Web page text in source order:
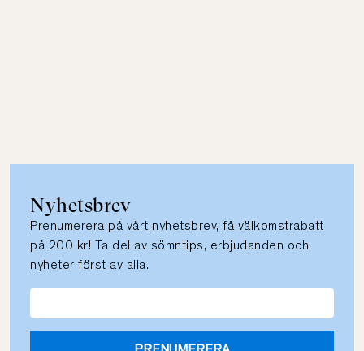
Nyhetsbrev
Prenumerera på vårt nyhetsbrev, få välkomstrabatt
på 200 kr! Ta del av sömntips, erbjudanden och
nyheter först av alla.